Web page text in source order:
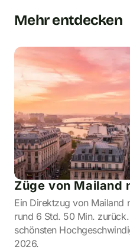
Mehr entdecken
Züge von Mailand
Ein Direktzug von Mailand
rund 6 Std. 50 Min.
schönsten
2026.